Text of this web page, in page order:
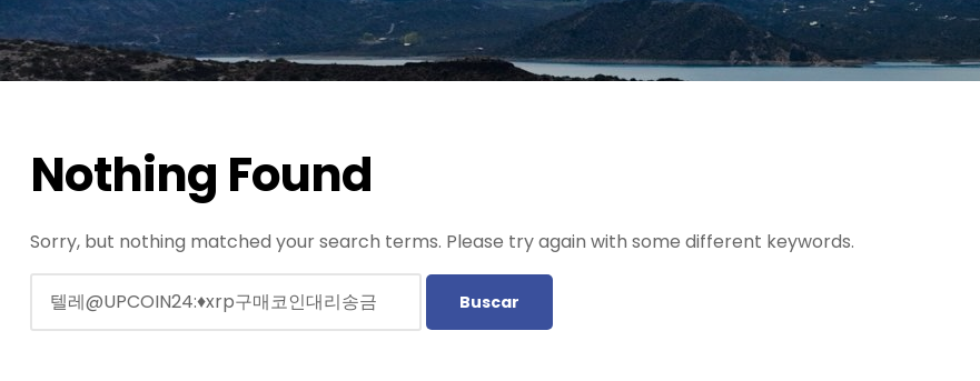
Nothing Found
Sorry, but nothing matched your search terms. Please try again with some different keywords.